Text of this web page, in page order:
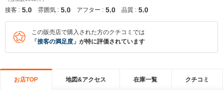
接客 : 5.0 雰囲気 : 5.0 アフター : 5.0 品質 : 5.0
この販売店で購入された方のクチコミでは
「 接客の満足度 」が特に評価されています
お店TOP 地図&アクセス 在庫一覧 クチコミ